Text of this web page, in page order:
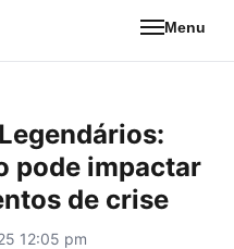
Menu
pode impactar
de crise
12:05 pm